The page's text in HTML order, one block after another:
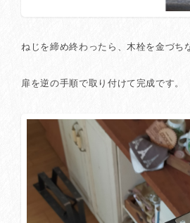
ねじを締め終わったら、木栓を金づち
扉を逆の手順で取り付けて完成です。